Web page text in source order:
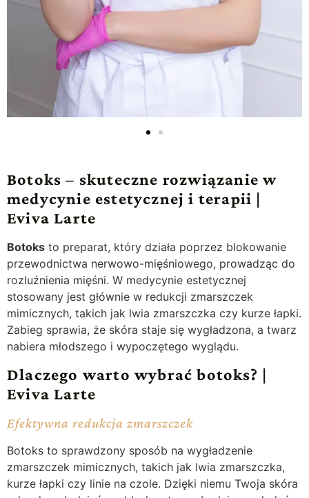
Botoks – skuteczne rozwiązanie w
medycynie estetycznej i terapii |
Eviva Larte
Botoks to preparat, który działa poprzez blokowanie
przewodnictwa nerwowo-mięśniowego, prowadząc do
rozluźnienia mięśni. W medycynie estetycznej
stosowany jest głównie w redukcji zmarszczek
mimicznych, takich jak lwia zmarszczka czy kurze łapki.
Zabieg sprawia, że skóra staje się wygładzona, a twarz
nabiera młodszego i wypoczętego wyglądu.
Dlaczego warto wybrać botoks? |
Eviva Larte
​​Efektywna redukcja zmarszczek
Botoks to sprawdzony sposób na wygładzenie
zmarszczek mimicznych, takich jak lwia zmarszczka,
kurze łapki czy linie na czole. Dzięki niemu Twoja skóra